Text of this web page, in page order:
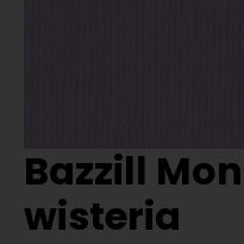
Bazzill
wisteria